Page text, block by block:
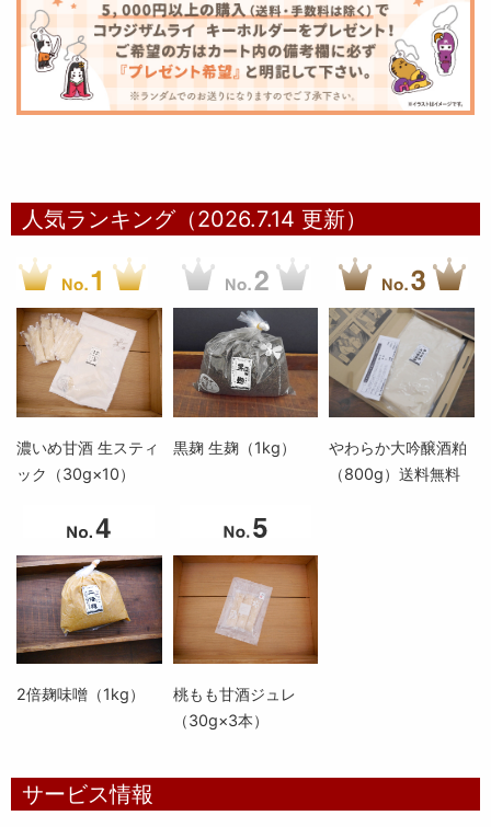
人気ランキング（2026.7.14 更新）
濃いめ甘酒 生スティ
ック（30g×10）
黒麹 生麹（1kg）
やわらか大吟醸酒粕
（800g）送料無料
2倍麹味噌（1kg）
桃もも甘酒ジュレ
（30g×3本）
サービス情報